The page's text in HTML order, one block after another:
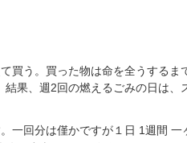
買う。買った物は命を全うする
果、週2回の燃えるごみの日は
一回分は僅かですが１日 1週間